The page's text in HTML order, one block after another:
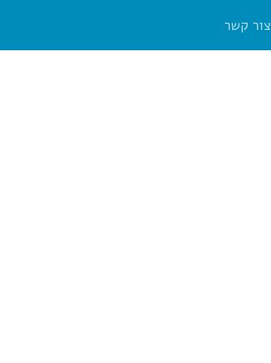
צור קשר